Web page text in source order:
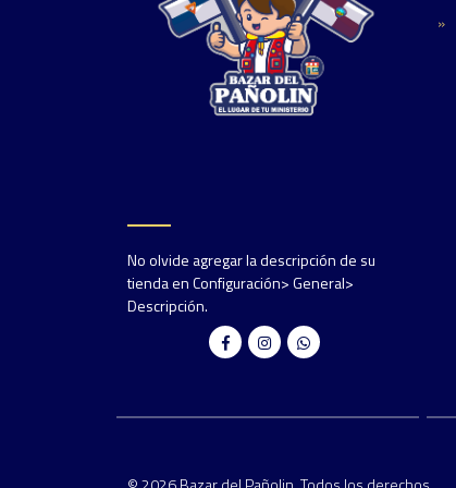
No olvide agregar la descripción de su
tienda en Configuración> General>
Descripción.